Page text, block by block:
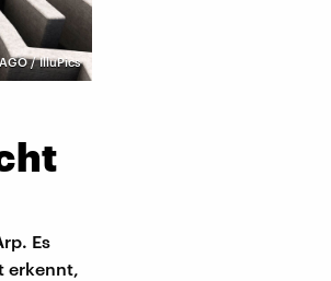
/ IlluPics
Es
erkennt,